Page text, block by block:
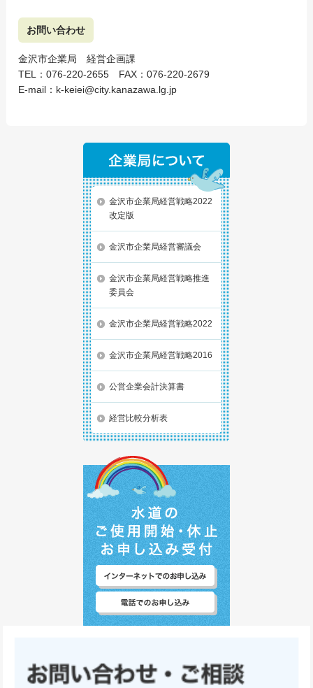
お問い合わせ
金沢市企業局 経営企画課
TEL：076-220-2655 FAX：076-220-2679
E-mail：k-keiei@city.kanazawa.lg.jp
金沢市企業局経営戦略2022
改定版
金沢市企業局経営審議会
金沢市企業局経営戦略推進
委員会
金沢市企業局経営戦略2022
金沢市企業局経営戦略2016
公営企業会計決算書
経営比較分析表